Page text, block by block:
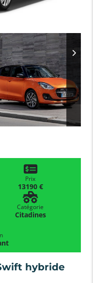
Prix
13190 €
Catégorie
Citadines
hybride